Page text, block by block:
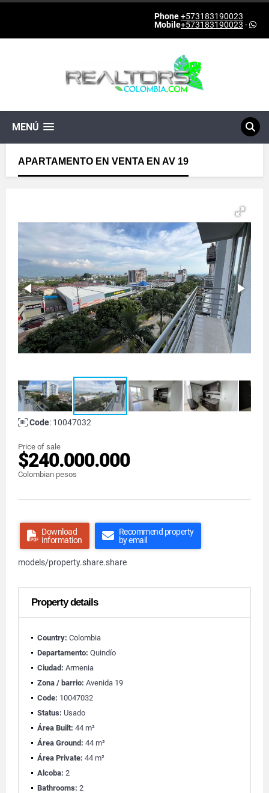
Phone+573183190023
Mobile+573183190023 -
MENÚ
APARTAMENTO EN VENTA EN AV 19
Code: 10047032
Price of sale
$240.000.000
Colombian pesos
Download
information
Recommend property
by email
models/property.share.share
Property details
Country: Colombia
Departamento: Quindío
Ciudad: Armenia
Zona / barrio: Avenida 19
Code: 10047032
Status: Usado
Área Built: 44 m²
Área Ground: 44 m²
Área Private: 44 m²
Alcoba: 2
Bathrooms: 2